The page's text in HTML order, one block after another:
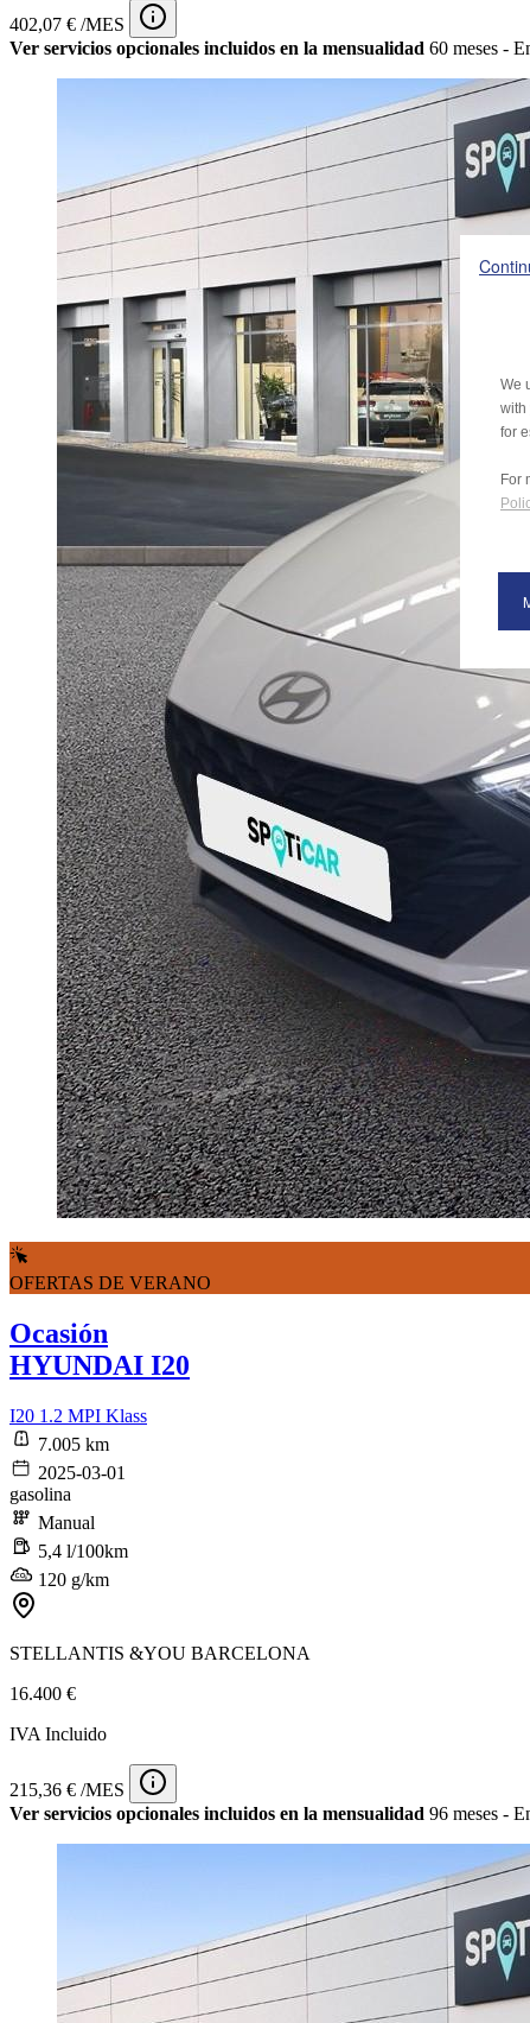
402,07 € /MES
Ver servicios opcionales incluidos en la mensualidad 60 meses -
OFERTAS DE VERANO
Ocasión
HYUNDAI I20
I20 1.2 MPI Klass
7.005 km
2025-03-01
gasolina
Manual
5,4 l/100km
120 g/km
STELLANTIS &YOU BARCELONA
16.400 €
IVA Incluido
215,36 € /MES
Ver servicios opcionales incluidos en la mensualidad 96 meses -
We
with
for
For